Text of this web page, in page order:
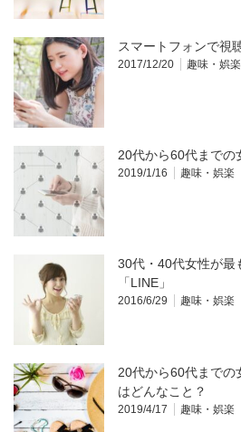
スマートフォンで視
2017/12/20 趣味・娯楽
20代から60代までの
2019/1/16 趣味・娯楽
30代・40代女性が最
「LINE」
2016/6/29 趣味・娯楽
20代から60代までの
はどんなこと？
2019/4/17 趣味・娯楽